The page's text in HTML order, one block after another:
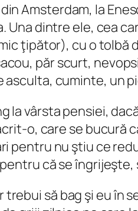
Amsterdam, la
Una dintre ele, cea
ţipător), cu o tolbă
păr scurt,
asculta, cuminte, un
la vârsta pensiei,
o, care se
pentru nu ştiu ce
că se îngrijeşte,
să bag şi eu în